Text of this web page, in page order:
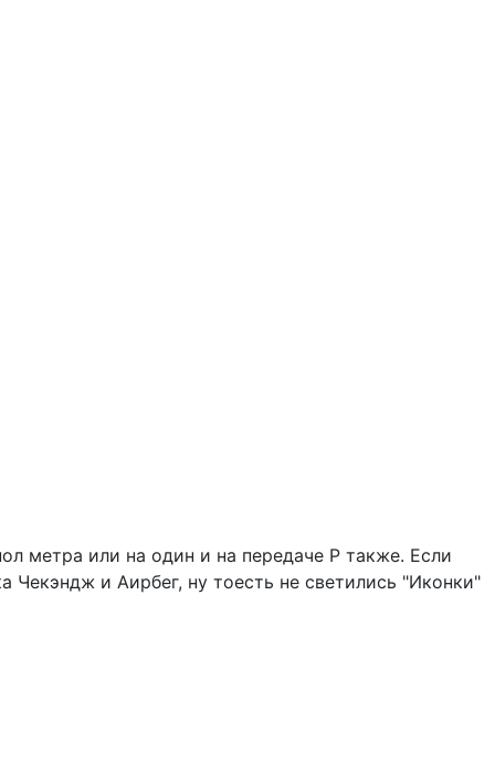
метра или на один и на передаче P также. Если
Чекэндж и Аирбег, ну тоесть не светились "Иконки"